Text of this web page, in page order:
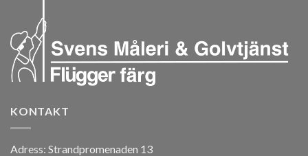
KONTAKT
Adress: Strandpromenaden 13